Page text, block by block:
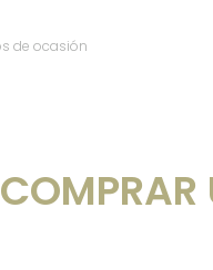
de ocasión